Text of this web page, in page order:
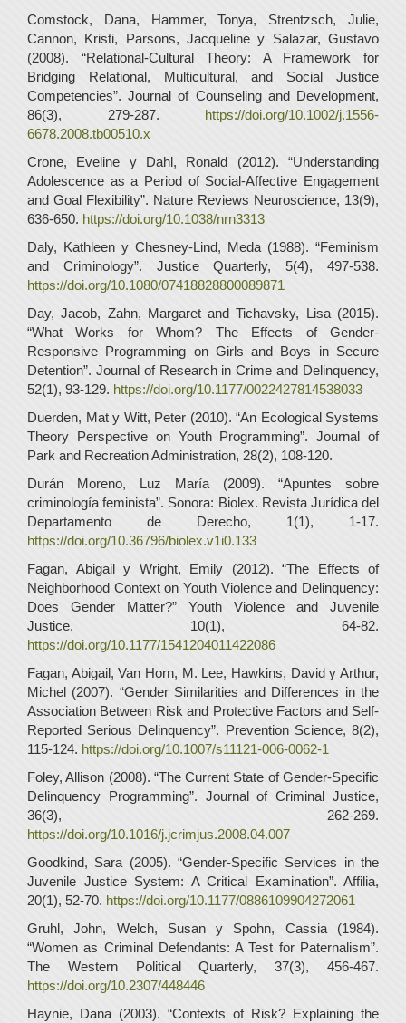
Comstock, Dana, Hammer, Tonya, Strentzsch, Julie,
Cannon, Kristi, Parsons, Jacqueline y Salazar, Gustavo
(2008). “Relational-Cultural Theory: A Framework for
Bridging Relational, Multicultural, and Social Justice
Competencies”. Journal of Counseling and Development,
86(3), 279-287. https://doi.org/10.1002/j.1556-
6678.2008.tb00510.x
Crone, Eveline y Dahl, Ronald (2012). “Understanding
Adolescence as a Period of Social-Affective Engagement
and Goal Flexibility”. Nature Reviews Neuroscience, 13(9),
636-650. https://doi.org/10.1038/nrn3313
Daly, Kathleen y Chesney-Lind, Meda (1988). “Feminism
and Criminology”. Justice Quarterly, 5(4), 497-538.
https://doi.org/10.1080/07418828800089871
Day, Jacob, Zahn, Margaret and Tichavsky, Lisa (2015).
“What Works for Whom? The Effects of Gender-
Responsive Programming on Girls and Boys in Secure
Detention”. Journal of Research in Crime and Delinquency,
52(1), 93-129. https://doi.org/10.1177/0022427814538033
Duerden, Mat y Witt, Peter (2010). “An Ecological Systems
Theory Perspective on Youth Programming”. Journal of
Park and Recreation Administration, 28(2), 108-120.
Durán Moreno, Luz María (2009). “Apuntes sobre
criminología feminista”. Sonora: Biolex. Revista Jurídica del
Departamento de Derecho, 1(1), 1-17.
https://doi.org/10.36796/biolex.v1i0.133
Fagan, Abigail y Wright, Emily (2012). “The Effects of
Neighborhood Context on Youth Violence and Delinquency:
Does Gender Matter?” Youth Violence and Juvenile
Justice, 10(1), 64-82.
https://doi.org/10.1177/1541204011422086
Fagan, Abigail, Van Horn, M. Lee, Hawkins, David y Arthur,
Michel (2007). “Gender Similarities and Differences in the
Association Between Risk and Protective Factors and Self-
Reported Serious Delinquency”. Prevention Science, 8(2),
115-124. https://doi.org/10.1007/s11121-006-0062-1
Foley, Allison (2008). “The Current State of Gender-Specific
Delinquency Programming”. Journal of Criminal Justice,
36(3), 262-269.
https://doi.org/10.1016/j.jcrimjus.2008.04.007
Goodkind, Sara (2005). “Gender-Specific Services in the
Juvenile Justice System: A Critical Examination”. Affilia,
20(1), 52-70. https://doi.org/10.1177/0886109904272061
Gruhl, John, Welch, Susan y Spohn, Cassia (1984).
“Women as Criminal Defendants: A Test for Paternalism”.
The Western Political Quarterly, 37(3), 456-467.
https://doi.org/10.2307/448446
Haynie, Dana (2003). “Contexts of Risk? Explaining the